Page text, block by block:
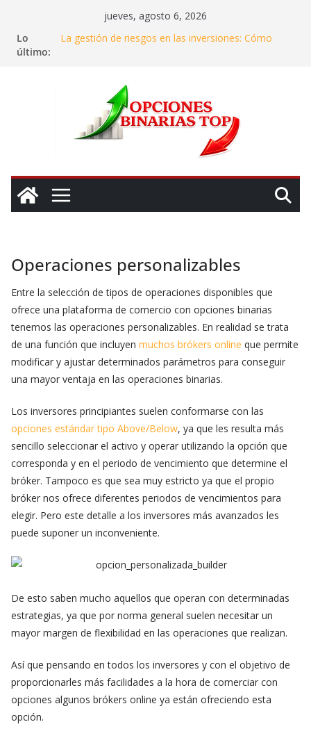
contenido
jueves, agosto 6, 2026
Lo
último:
La gestión de riesgos en las inversiones: Cómo
Invertir en agua – ¿Realmente se puede ganar
dinero con el «oro azul»?
Dónde y en qué invertir en 2025: Mi experiencia
para asegurar ganancias
Cómo identificar y evitar estafas en el mundo de las
Operaciones personalizables
Entre la selección de tipos de operaciones disponibles que
ofrece una plataforma de comercio con opciones binarias
tenemos las operaciones personalizables. En realidad se trata
de una función que incluyen muchos brókers online que permite
modificar y ajustar determinados parámetros para conseguir
una mayor ventaja en las operaciones binarias.
Los inversores principiantes suelen conformarse con las
opciones estándar tipo Above/Below, ya que les resulta más
sencillo seleccionar el activo y operar utilizando la opción que
corresponda y en el periodo de vencimiento que determine el
bróker. Tampoco es que sea muy estricto ya que el propio
bróker nos ofrece diferentes periodos de vencimientos para
elegir. Pero este detalle a los inversores más avanzados les
puede suponer un inconveniente.
De esto saben mucho aquellos que operan con determinadas
estrategias, ya que por norma general suelen necesitar un
mayor margen de flexibilidad en las operaciones que realizan.
Así que pensando en todos los inversores y con el objetivo de
proporcionarles más facilidades a la hora de comerciar con
opciones algunos brókers online ya están ofreciendo esta
opción.